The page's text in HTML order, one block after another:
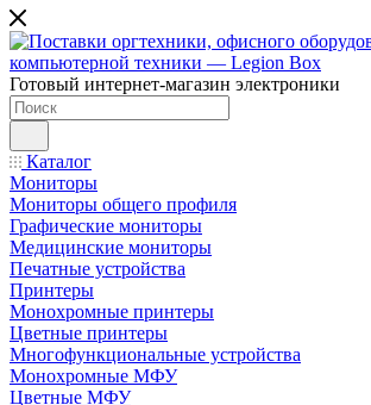
Готовый интернет-магазин электроники
Каталог
Мониторы
Мониторы общего профиля
Графические мониторы
Медицинские мониторы
Печатные устройства
Принтеры
Моноxромныe принтеры
Цвeтныe принтеры
Многофункциональные устройства
Монохромные МФУ
Цветные МФУ